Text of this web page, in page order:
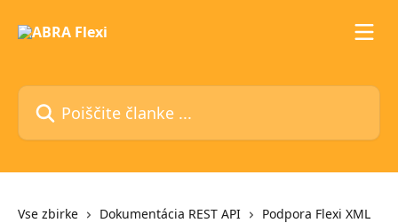
Poiščite članke ...
Vse zbirke Dokumentácia REST API
Podpora Flexi XML